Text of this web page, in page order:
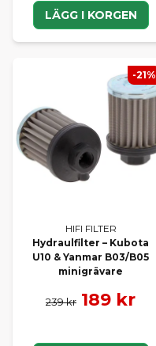
LÄGG I KORGEN
HIFI FILTER
Hydraulfilter – Kubota
U10 & Yanmar B03/B05
minigrävare
239 kr 189 kr
-21%